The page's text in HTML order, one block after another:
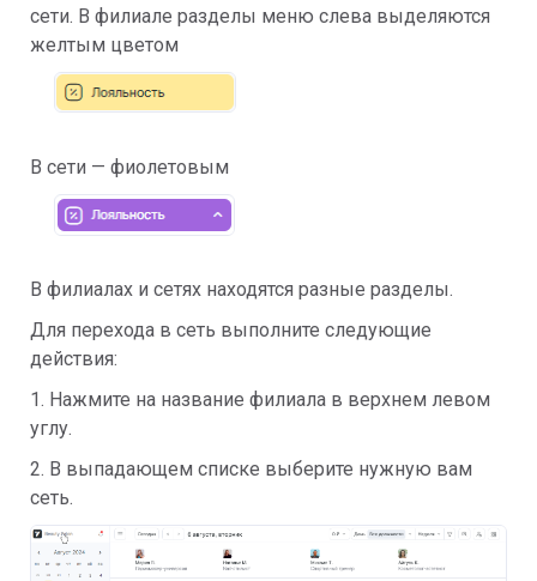
сети. В филиале разделы меню слева выделяются
желтым цветом
В сети — фиолетовым
В филиалах и сетях находятся разные разделы.
Для перехода в сеть выполните следующие
действия:
1. Нажмите на название филиала в верхнем левом
углу.
2. В выпадающем списке выберите нужную вам
сеть.